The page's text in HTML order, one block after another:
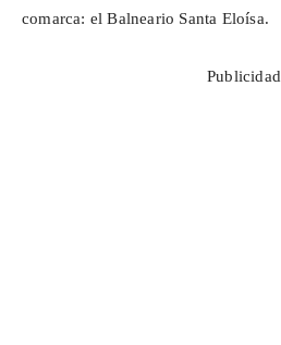
comarca: el Balneario Santa Eloísa.
Publicidad